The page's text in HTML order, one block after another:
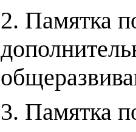
2. Памятка
3. Памятка